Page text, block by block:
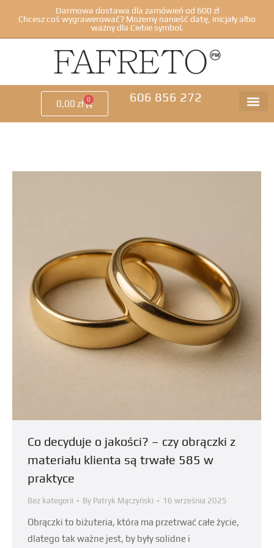
Darmowa dostawa dla zamówień od 600 zł
Chcesz coś wygrawerować? Możemy nanieść datę, inicjały albo
ważny dla Ciebie symbol.
0,00 zł 0 606 856 272
Co decyduje o jakości? – czy obrączki z
materiału klienta są trwałe 585 w
praktyce
Bez kategorii By Patryk Mączyński 16 września 2025
Obrączki to biżuteria, która ma przetrwać całe życie,
dlatego tak ważne jest, by były solidne i